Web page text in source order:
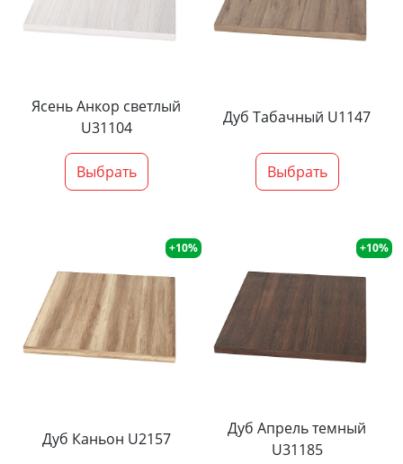
Ясень Анкор светлый
U31104
Выбрать
Дуб Табачный U1147
Выбрать
+10%
Дуб Каньон U2157
+10%
Дуб Апрель темный
U31185